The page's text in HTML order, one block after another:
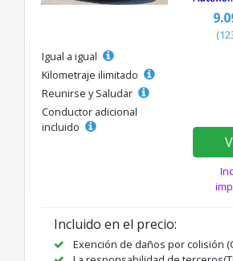
Igual a igual
Kilometraje ilimitado
Reunirse y Saludar
Conductor adicional
incluido
Incluido en el precio:
Exención de daños por colisión